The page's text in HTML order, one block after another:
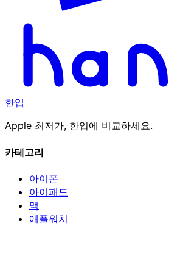
한입
Apple 최저가, 한입에 비교하세요.
카테고리
아이폰
아이패드
맥
애플워치